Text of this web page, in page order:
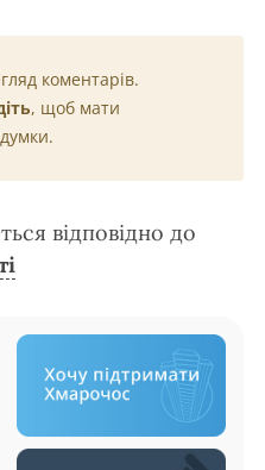
коментарів.
, щоб мати
відповідно до